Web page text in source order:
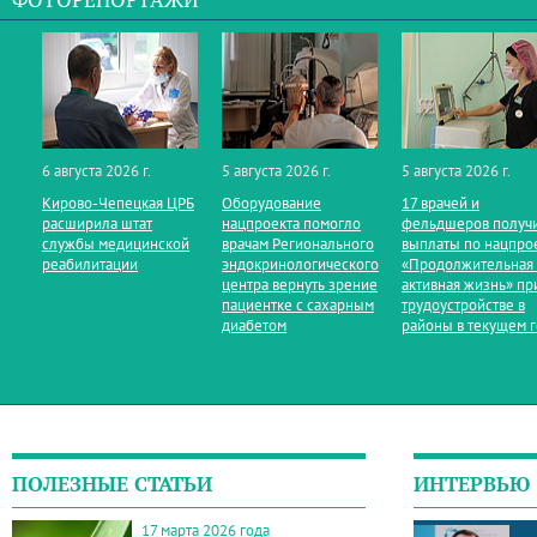
6 августа 2026 г.
Кирово‑Чепецкая ЦРБ
расширила штат
службы медицинской
реабилитации
5 августа 2026 г.
Оборудование
нацпроекта помогло
врачам Регионального
эндокринологического
центра вернуть зрение
пациентке с сахарным
диабетом
5 августа 2026 г.
17 врачей и
фельдшеров
выплаты по
«Продолжительная
активная жизнь»
трудоустройстве в
районы в текущем
ПОЛЕЗНЫЕ СТАТЬИ
17 марта 2026 года
ИНТЕРВЬЮ